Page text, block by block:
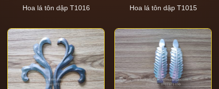
Hoa lá tôn dập T1016 Hoa lá tôn dập T1015